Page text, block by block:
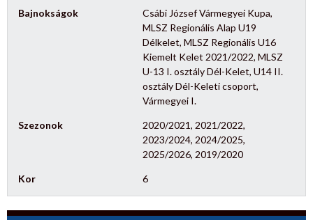
Bajnokságok
Csábi József Vármegyei Kupa,
MLSZ Regionális Alap U19
Délkelet, MLSZ Regionális U16
Kiemelt Kelet 2021/2022, MLSZ
U-13 I. osztály Dél-Kelet, U14 II.
osztály Dél-Keleti csoport,
Vármegyei I.
Szezonok
2020/2021, 2021/2022,
2023/2024, 2024/2025,
2025/2026, 2019/2020
Kor 6